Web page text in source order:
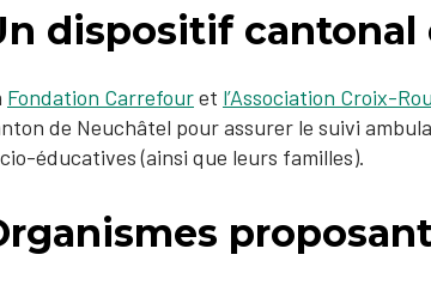
dispositif cantonal
Fondation Carrefouret l’Association Croix-
de Neuchâtel pour assurer le suivi
éducatives (ainsi que leurs familles).